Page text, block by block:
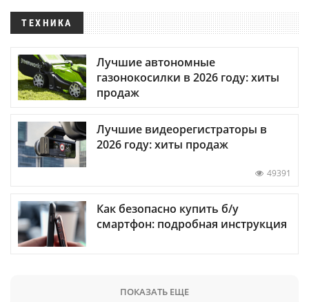
ТЕХНИКА
Лучшие автономные
газонокосилки в 2026 году: хиты
продаж
Лучшие видеорегистраторы в
2026 году: хиты продаж
49391
Как безопасно купить б/у
смартфон: подробная инструкция
ПОКАЗАТЬ ЕЩЕ